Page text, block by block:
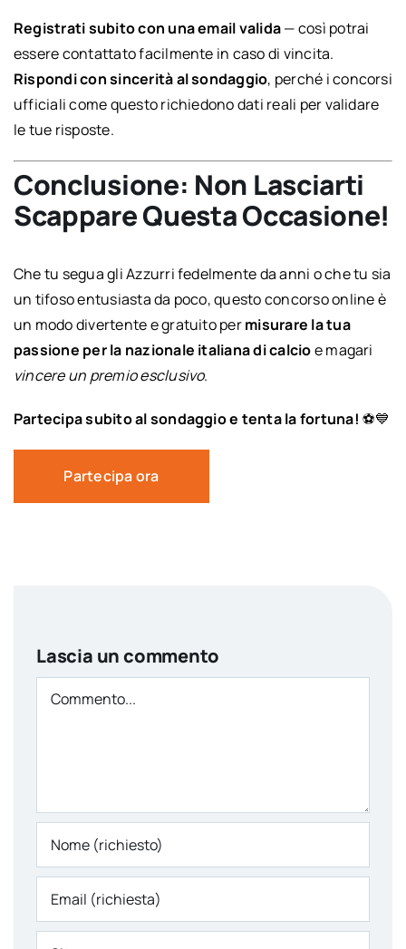
Registrati subito con una email valida— così potrai
essere contattato facilmente in caso di vincita.
Rispondi con sincerità al sondaggio, perché i concorsi
ufficiali come questo richiedono dati reali per validare
le tue risposte.
Conclusione: Non Lasciarti
Scappare Questa Occasione!
Che tu segua gli Azzurri fedelmente da anni o che tu sia
un tifoso entusiasta da poco, questo concorso online è
un modo divertente e gratuito permisurare la tua
passione per la nazionale italiana di calcioe magari
vincere un premio esclusivo.
Partecipa subito al sondaggio e tenta la fortuna! ⚽💙
Partecipa ora
Lascia un commento
Comment